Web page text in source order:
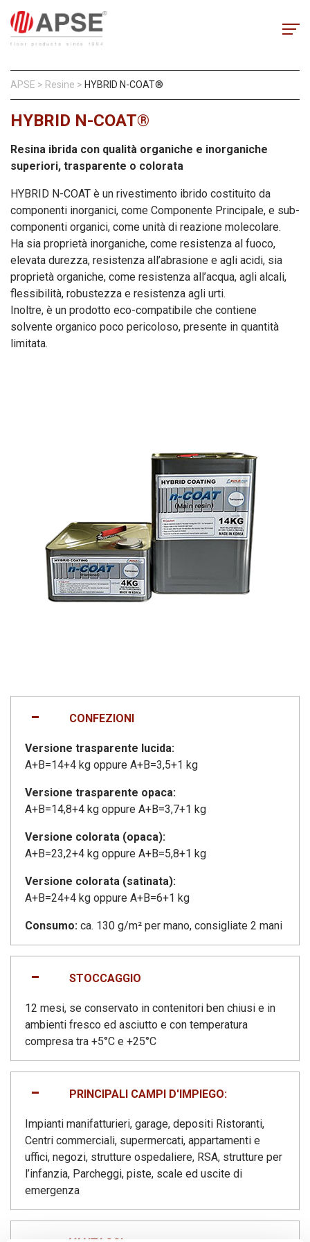
APSE > Resine > HYBRID N-COAT®
HYBRID N-COAT®
Resina ibrida con qualità organiche e inorganiche
superiori, trasparente o colorata
HYBRID N-COAT è un rivestimento ibrido costituito da
componenti inorganici, come Componente Principale, e sub-
componenti organici, come unità di reazione molecolare.
Ha sia proprietà inorganiche, come resistenza al fuoco,
elevata durezza, resistenza all’abrasione e agli acidi, sia
proprietà organiche, come resistenza all’acqua, agli alcali,
flessibilità, robustezza e resistenza agli urti.
Inoltre, è un prodotto eco-compatibile che contiene
solvente organico poco pericoloso, presente in quantità
limitata.
CONFEZIONI
Versione trasparente lucida:
A+B=14+4 kg oppure A+B=3,5+1 kg
Versione trasparente opaca:
A+B=14,8+4 kg oppure A+B=3,7+1 kg
Versione colorata (opaca):
A+B=23,2+4 kg oppure A+B=5,8+1 kg
Versione colorata (satinata):
A+B=24+4 kg oppure A+B=6+1 kg
Consumo: ca. 130 g/m² per mano, consigliate 2 mani
STOCCAGGIO
12 mesi, se conservato in contenitori ben chiusi e in
ambienti fresco ed asciutto e con temperatura
compresa tra +5°C e +25°C
PRINCIPALI CAMPI D'IMPIEGO:
Impianti manifatturieri, garage, depositi Ristoranti,
Centri commerciali, supermercati, appartamenti e
uffici, negozi, strutture ospedaliere, RSA, strutture per
l’infanzia, Parcheggi, piste, scale ed uscite di
emergenza